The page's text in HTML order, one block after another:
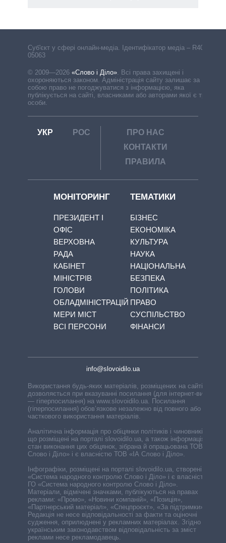
Cуб'єкт у сфері онлайн-медіа. Ідентифікатор медіа – R40-
05063
© 2009—2026 «Слово і Діло»
Всі права захищені і
охороняються законом. Адміністрація сайту залишає за
собою право не погоджуватися з інформацією, яка
публікується на сайті, власниками або авторами якої є треті
особи.
УКР РОС
ПРО НАС
КОНТАКТИ
ПРАВИЛА
МОНІТОРИНГ
ПРЕЗИДЕНТ І
ОФІС
ВЕРХОВНА
РАДА
КАБІНЕТ
МІНІСТРІВ
ГОЛОВИ
ОБЛАДМІНІСТРАЦІЙ
МЕРИ МІСТ
ВСІ ПЕРСОНИ
ТЕМАТИКИ
БІЗНЕС
ЕКОНОМІКА
КУЛЬТУРА
НАУКА
НАЦІОНАЛЬНА
БЕЗПЕКА
ПОЛІТИКА
ПРАВО
СУСПІЛЬСТВО
ФІНАНСИ
info@slovoidilo.ua
Використання будь-яких матеріалів, розміщених на сайті,
дозволяється при вказуванні посилання (для інтернет-видань
— гіперпосилання) на www.slovoidilo.ua. Посилання
(гіперпосилання) обов’язкове незалежно від повного або
часткового використання матеріалів.
Аналітична інформація про обіцянки політиків і чиновників,
що розміщені на порталі slovoidilo.ua, а також інформація про
стан виконання цих обіцянок, зібрана й опрацьована ТОВ «ІА
Слово і Діло» і є власністю ТОВ «ІА Слово і Діло».
Інфографіки, розміщені на порталі slovoidilo.ua, створені ГО
«Система народного контролю Слово і Діло» і є власністю
ГО «Система народного контролю Слово і Діло».
Матеріали, відмічені значками, публікуються на правах
реклами: «Промо», «Новини компаній», «Позиція»,
«Партнерський матеріал», «Спецпроєкт», «За підтримки».
Редакція не несе відповідальності за факти та оціночні
судження, оприлюднені у рекламних матеріалах. Згідно з
українським законодавством відповідальність за зміст
реклами несе рекламодавець.